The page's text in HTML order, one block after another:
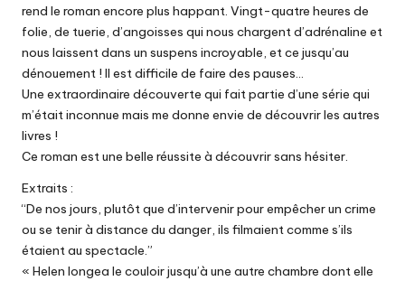
rend le roman encore plus happant. Vingt-quatre heures de
folie, de tuerie, d’angoisses qui nous chargent d’adrénaline et
nous laissent dans un suspens incroyable, et ce jusqu’au
dénouement ! Il est difficile de faire des pauses…
Une extraordinaire découverte qui fait partie d’une série qui
m’était inconnue mais me donne envie de découvrir les autres
livres !
Ce roman est une belle réussite à découvrir sans hésiter.
Extraits :
“De nos jours, plutôt que d’intervenir pour empêcher un crime
ou se tenir à distance du danger, ils filmaient comme s’ils
étaient au spectacle.”
« Helen longea le couloir jusqu’à une autre chambre dont elle